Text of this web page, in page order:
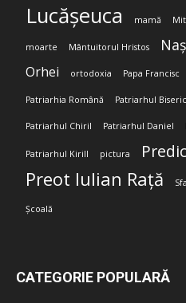
Lucășeuca mamă
moarte Mântuitorul Hristos
Orhei ortodoxia Papa Francisc
Patriarhia Română Patriarhul
Patriarhul Chiril Patriarhul Daniel
Patriarhul Kirill pictura
Preot Iulian Rață
Școală
CATEGORIE POPULARĂ